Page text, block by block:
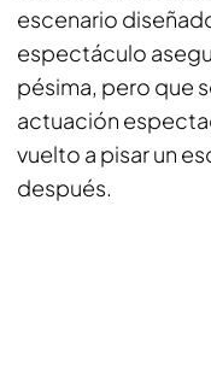
escenario
espectáculo
pésima, pero que
actuación
vuelto a pisar un
después.